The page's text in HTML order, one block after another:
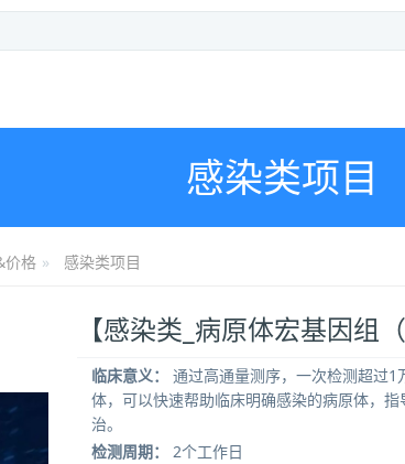
感染类项目
价格 感染类项目
【感染类_病原体宏基因组
临床意义：
通过高通量测序，一次检测超过1
体，可以快速帮助临床明确感染的病原体，指
治。
检测周期： 2个工作日